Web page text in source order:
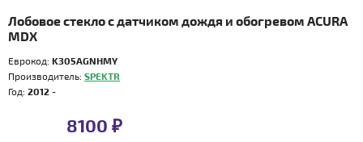
Лобовое стекло с датчиком дождя и обогревом ACURA
MDX
Еврокод: K305AGNHMY
Производитель: SPEKTR
Год: 2012 -
8100 ₽